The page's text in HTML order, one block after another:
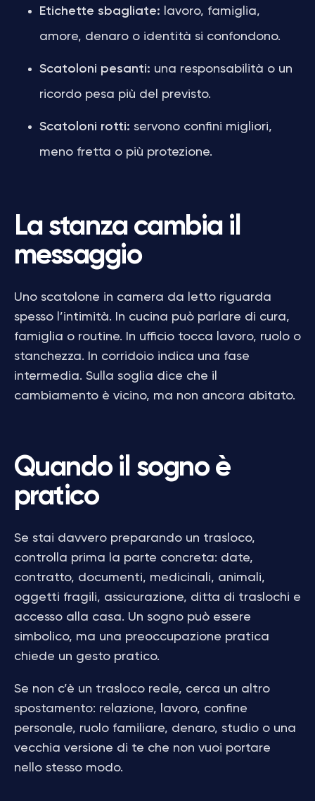
Etichette sbagliate: lavoro, famiglia,
amore, denaro o identità si confondono.
Scatoloni pesanti: una responsabilità o un
ricordo pesa più del previsto.
Scatoloni rotti: servono confini migliori,
meno fretta o più protezione.
La stanza cambia il
messaggio
Uno scatolone in camera da letto riguarda
spesso l’intimità. In cucina può parlare di cura,
famiglia o routine. In ufficio tocca lavoro, ruolo o
stanchezza. In corridoio indica una fase
intermedia. Sulla soglia dice che il
cambiamento è vicino, ma non ancora abitato.
Quando il sogno è
pratico
Se stai davvero preparando un trasloco,
controlla prima la parte concreta: date,
contratto, documenti, medicinali, animali,
oggetti fragili, assicurazione, ditta di traslochi e
accesso alla casa. Un sogno può essere
simbolico, ma una preoccupazione pratica
chiede un gesto pratico.
Se non c’è un trasloco reale, cerca un altro
spostamento: relazione, lavoro, confine
personale, ruolo familiare, denaro, studio o una
vecchia versione di te che non vuoi portare
nello stesso modo.